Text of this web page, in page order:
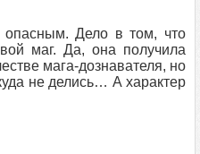
Дело в том, что
маг. Да, она получила
мага-дознавателя, но
не делись… А характер